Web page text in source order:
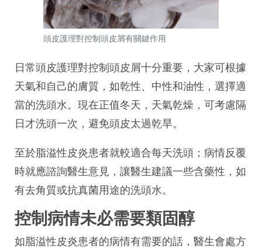
頭皮護理對控制頭皮屑有關鍵作用
日常頭皮護理對控制頭皮屑十分重要，大家可根據
天氣和自己的膚質，如乾性、中性和油性，選擇適
當的洗頭水。現在正值冬天，天氣乾燥，可考慮隔
日才洗頭一次，避免頭皮太過乾旱。
至於脂溢性皮炎患者就較適合每天洗頭；病情反覆
時就應諮詢醫生意見，讓醫生建議一些含藥性，如
有去角質或抗真菌用途的洗頭水。
控制病情未必需要類固醇
如脂溢性皮炎患者的病情有需要的話，醫生會處方